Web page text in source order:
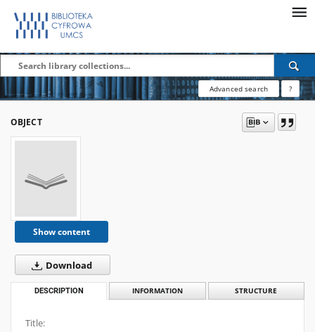
Advanced search ?
OBJECT
Show content
Download
DESCRIPTION INFORMATION STRUCTURE
Title: